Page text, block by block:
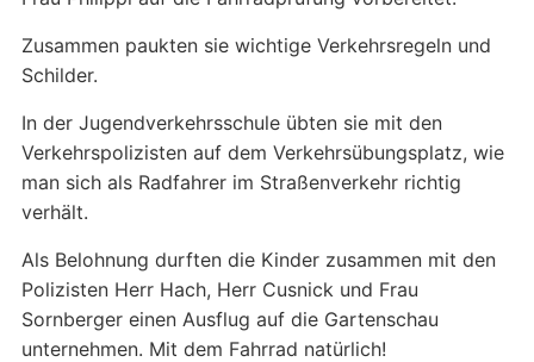
Zusammen paukten sie wichtige Verkehrsregeln und
Schilder.
In der Jugendverkehrsschule übten sie mit den
Verkehrspolizisten auf dem Verkehrsübungsplatz, wie
man sich als Radfahrer im Straßenverkehr richtig
verhält.
Als Belohnung durften die Kinder zusammen mit den
Polizisten Herr Hach, Herr Cusnick und Frau
Sornberger einen Ausflug auf die Gartenschau
unternehmen. Mit dem Fahrrad natürlich!